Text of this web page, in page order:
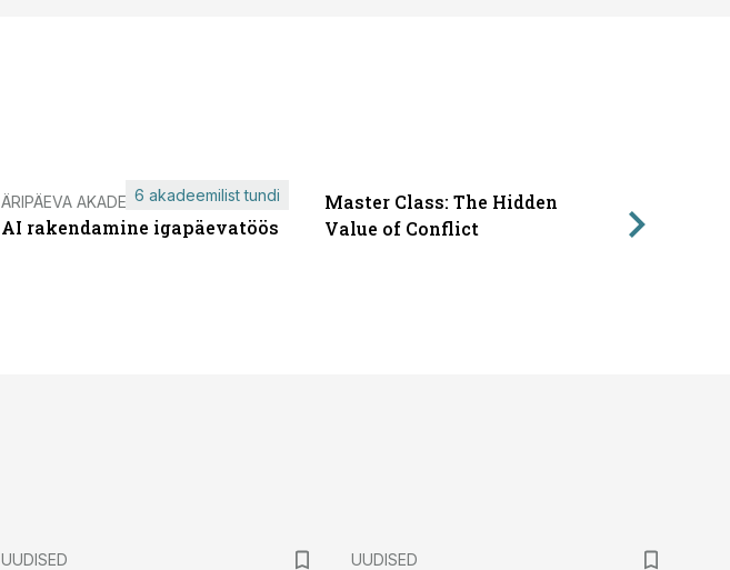
ÄRIPÄEVA AKADEEMIA
AI rakendamine igapäevatöös
6 akadeemilist tundi
Master Class: The Hidden
Value of Conflict
UUDISED
UUDISED